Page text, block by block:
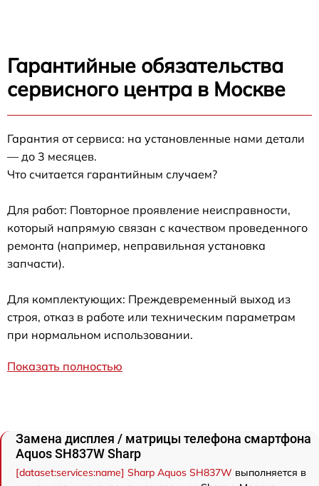
Гарантийные обязательства
сервисного центра в Москве
Гарантия от сервиса: на установленные нами детали
— до 3 месяцев.
Что считается гарантийным случаем?
Для работ: Повторное проявление неисправности,
который напрямую связан с качеством проведенного
ремонта (например, неправильная установка
запчасти).
Для комплектующих: Преждевременный выход из
строя, отказ в работе или техническим параметрам
при нормальном использовании.
Показать полностью
Замена дисплея / матрицы телефона смартфона
Aquos SH837W Sharp
[dataset:services:name] Sharp Aquos SH837W выполняется в